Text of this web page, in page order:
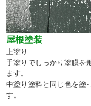
屋根塗装
上塗り
手塗りでしっかり塗膜を
ます。
中塗り塗料と同じ色を塗
す。